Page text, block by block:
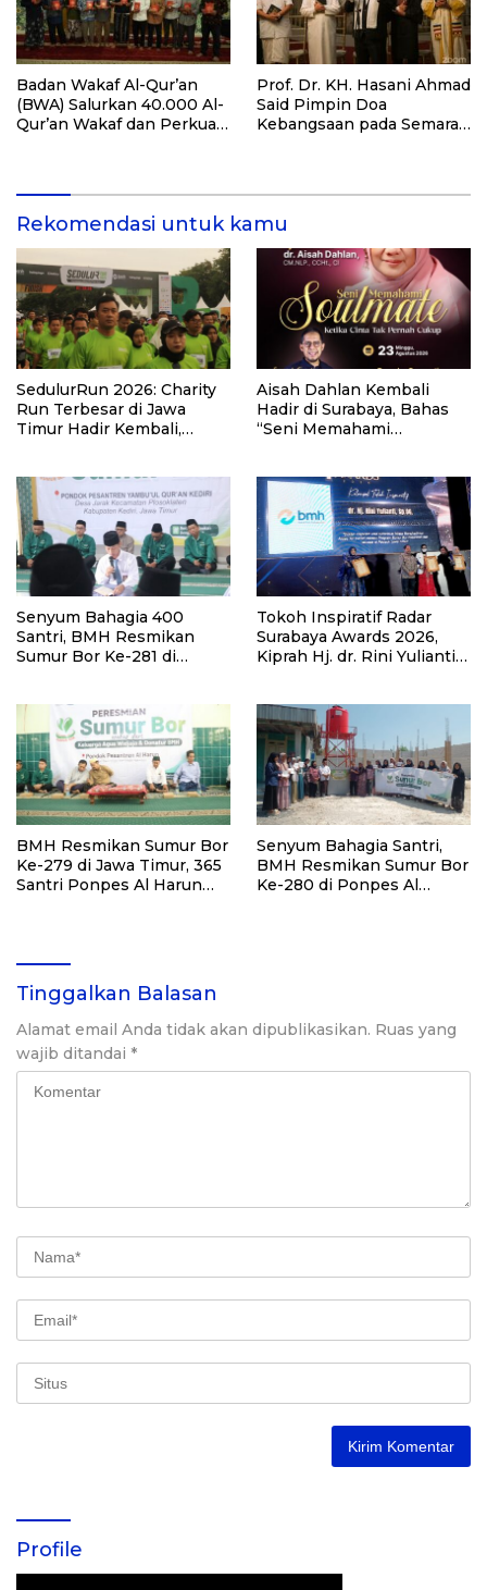
Badan Wakaf Al-Qur’an
(BWA) Salurkan 40.000 Al-
Qur’an Wakaf dan Perkuat
Prof. Dr. KH. Hasani Ahmad
Said Pimpin Doa
Kebangsaan pada Semarak
Rekomendasi untuk kamu
SedulurRun 2026: Charity
Run Terbesar di Jawa
Timur Hadir Kembali,
Santri dan Guru Honorer
Aisah Dahlan Kembali
Hadir di Surabaya, Bahas
“Seni Memahami
Senyum Bahagia 400
Santri, BMH Resmikan
Sumur Bor Ke-281 di
Tokoh Inspiratif Radar
Surabaya Awards 2026,
Kiprah Hj. dr. Rini Yulianti
BMH Resmikan Sumur Bor
Ke-279 di Jawa Timur, 365
Santri Ponpes Al Harun
Senyum Bahagia Santri,
BMH Resmikan Sumur Bor
Ke-280 di Ponpes Al
Tinggalkan Balasan
Alamat email Anda tidak akan dipublikasikan. Ruas yang
wajib ditandai *
Profile